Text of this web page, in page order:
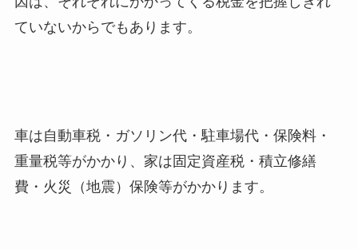
ていないからでもあります。
車は自動車税・ガソリン代・駐車場代・保険料・
重量税等がかかり、家は固定資産税・積立修繕
費・火災（地震）保険等がかかります。